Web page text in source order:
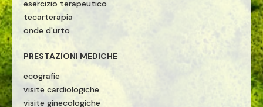
esercizio terapeutico
tecarterapia
onde d'urto
PRESTAZIONI MEDICHE
ecografie
visite cardiologiche
visite ginecologiche